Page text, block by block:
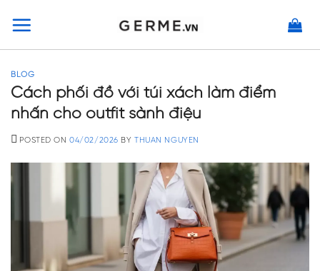
BLOG
Cách phối đồ với túi xách làm điểm
nhấn cho outfit sành điệu
POSTED ON04/02/2026 BYTHUAN NGUYEN